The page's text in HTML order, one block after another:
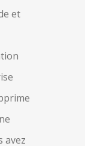
et
avez